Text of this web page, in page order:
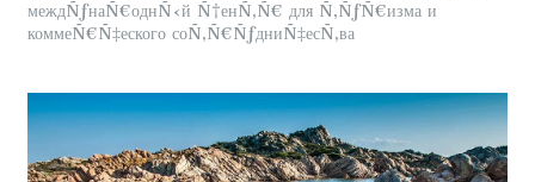
междÑƒнаÑ€однÑ‹й Ñ†енÑ‚Ñ€ для Ñ‚ÑƒÑ€изма и
коммеÑ€Ñ‡еского соÑ‚Ñ€ÑƒдниÑ‡есÑ‚ва